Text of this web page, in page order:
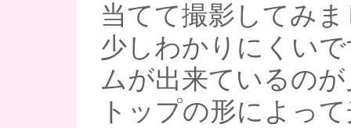
当てて撮影してみ
少しわかりにくい
ムが出来ているの
トップの形によっ